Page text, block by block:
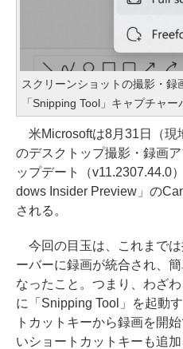
スクリーンショットの撮影・
「Snipping Tool」キャプチャー
米Microsoftは8月31日（現
のデスクトップ撮影・録画
ップデート（v11.2307.44.0
dows Insider Preview」の
される。
今回の目玉は、これまで
ーバーに録画が統合され、
なったこと。つまり、わざ
に「Snipping Tool」を起動
トカットキーから録画を開
いショートカットキーも追加